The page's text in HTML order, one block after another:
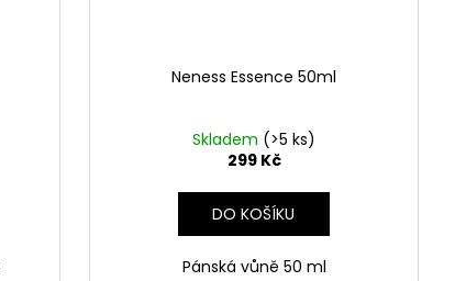
Neness Essence 50ml
Skladem (>5 ks)
299 Kč
DO KOŠÍKU
Pánská vůně 50 ml